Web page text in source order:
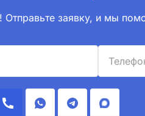
Отправьте заявку, и мы